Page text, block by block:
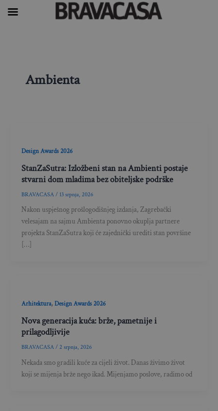
Ambienta
Design Awards 2026
StanZaSutra: Izložbeni stan na Ambienti postaje
stvarni dom mladima bez obiteljske podrške
BRAVACASA/ 13 srpnja, 2026
Nakon uspješnog prošlogodišnjeg izdanja, Zagrebački
velesajam na sajmu Ambienta ponovno okuplja partnere
projekta StanZaSutra koji će zajednički urediti stan površine
[…]
Arhitektura,Design Awards 2026
Nova generacija kuća: brže, pametnije i
prilagodljivije
BRAVACASA/2 srpnja, 2026
Nekada smo gradili kuće za cijeli život. Danas živimo život
koji se mijenja brže nego ikad. Mijenjamo poslove, radimo od